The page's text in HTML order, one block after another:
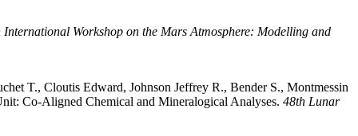
International Workshop on the Mars Atmosphere: Modelling and
T., Cloutis Edward, Johnson Jeffrey R., Bender S., Montmessin
Co-Aligned Chemical and Mineralogical Analyses. 48th Lunar